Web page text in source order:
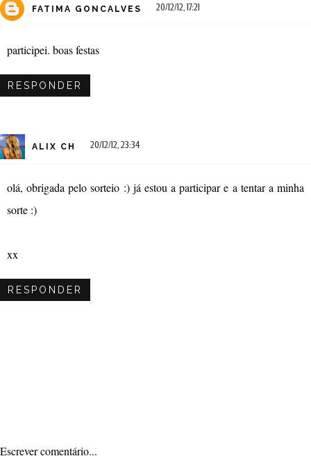
FATIMA GONCALVES 20/12/12, 17:21
participei. boas festas
RESPONDER
ALIX CH 20/12/12, 23:34
olá, obrigada pelo sorteio :) já estou a participar e a tentar a minha
sorte :)
xx
RESPONDER
Escrever comentário...